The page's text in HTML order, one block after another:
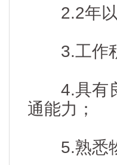
2.2年以
3.工作积
4.具有良
通能力；
5.熟悉物